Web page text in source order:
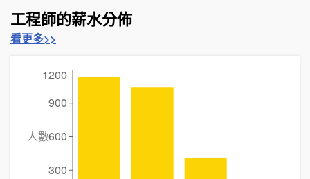
工程師的薪水分佈
看更多>>
300
600
900
1200
人數